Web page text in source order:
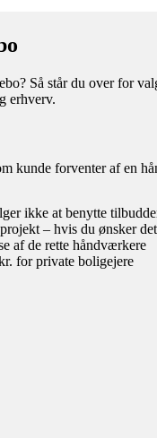
Så står du over for
erhverv.
kunde forventer af en
ikke at benytte
– hvis du ønsker det
af de rette håndværkere
for private boligejere